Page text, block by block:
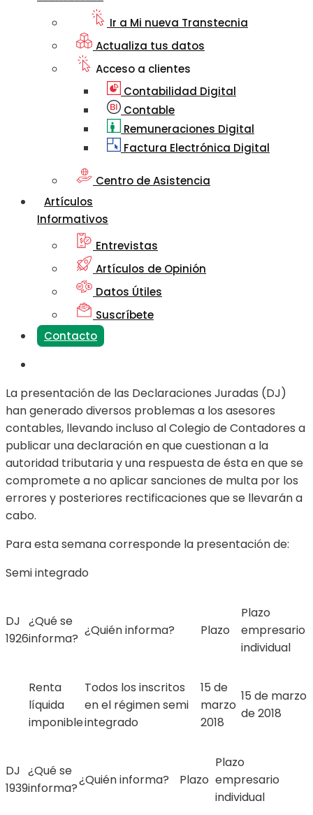
Ir a Mi nueva Transtecnia
Actualiza tus datos
Acceso a clientes
Contabilidad Digital
Contable
Remuneraciones Digital
Factura Electrónica Digital
Centro de Asistencia
Artículos
Informativos
Entrevistas
Artículos de Opinión
Datos Útiles
Suscríbete
Contacto
La presentación de las Declaraciones Juradas (DJ)
han generado diversos problemas a los asesores
contables, llevando incluso al Colegio de Contadores a
publicar una declaración en que cuestionan a la
autoridad tributaria y una respuesta de ésta en que se
compromete a no aplicar sanciones de multa por los
errores y posteriores rectificaciones que se llevarán a
cabo.
Para esta semana corresponde la presentación de:
Semi integrado
DJ
1926
¿Qué se
informa?
¿Quién informa? Plazo
Plazo
empresario
individual
Renta
líquida
imponible
Todos los inscritos
en el régimen semi
integrado
15 de
marzo
2018
15 de marzo
de 2018
DJ
1939
¿Qué se
informa?
¿Quién informa? Plazo
Plazo
empresario
individual